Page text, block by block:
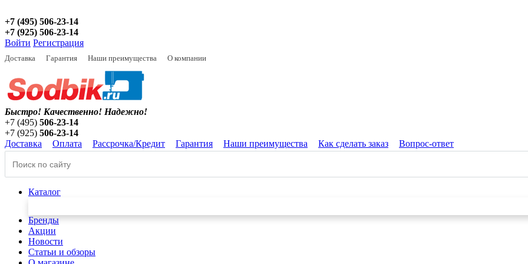
+7 (495) 506-23-14
+7 (925) 506-23-14
Войти Регистрация
Доставка Гарантия Наши преимущества О компании
Быстро! Качественно! Надежно!
+7 (495) 506-23-14
+7 (925) 506-23-14
Доставка
Оплата Рассрочка/Кредит Гарантия Наши преимущества Как сделать заказ Вопрос-ответ
Каталог
Бренды
Акции
Новости
Статьи и обзоры